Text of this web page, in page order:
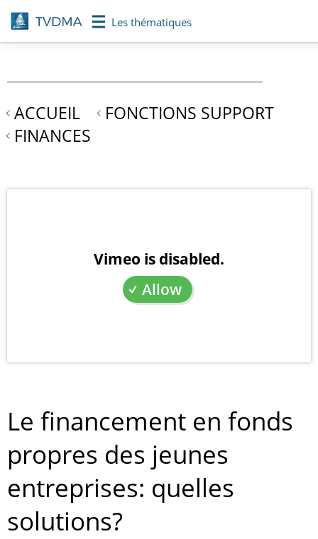
Aller
au
contenu
Les thématiques
ACCUEIL
FONCTIONS SUPPORT
FINANCES
Vimeo is disabled.
Allow
Le financement en fonds
propres des jeunes
entreprises: quelles
solutions?